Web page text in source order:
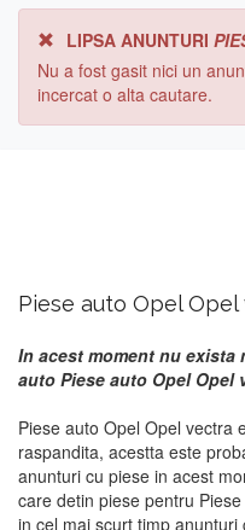
LIPSA ANUNTURI
Nu a fost gasit nici un
incercat o alta cautare.
Piese auto Opel
In acest moment nu
auto Piese auto Opel Opel
Piese auto Opel Opel vectra
raspandita, acestta este
anunturi cu piese in acest
care detin piese pentru
in cel mai scurt timp anunturi